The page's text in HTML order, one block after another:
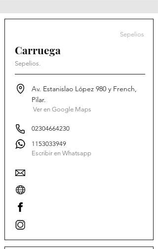
Sepelios
Carruega
Sepelios.
Av. Estanislao López 980 y French,
Pilar.
Ver en Google Maps
02304664230
1153033949
Escribir en Whatsapp